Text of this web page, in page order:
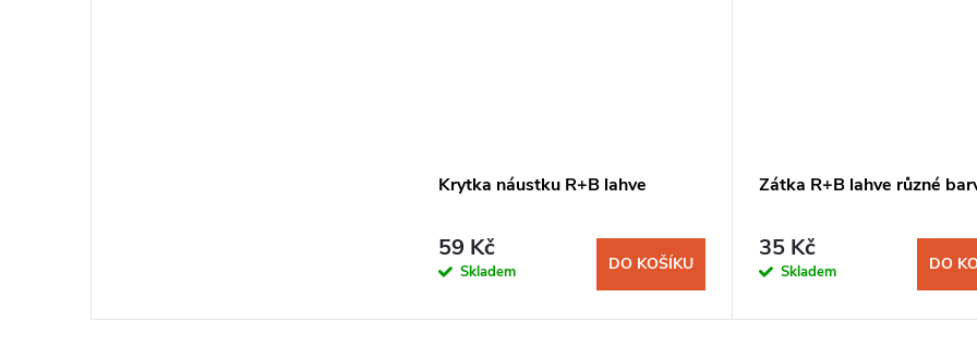
Krytka náustku R+B lahve
59 Kč
Skladem DO KOŠÍKU
Zátka R+B lahve různé
35 Kč
Skladem DO